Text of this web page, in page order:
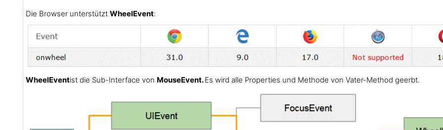
Die Browser unterstützt WheelEvent:
WheelEventist die Sub-Interface von MouseEvent.Es wird alle Properties und Methode von Vater-Method geerbt.